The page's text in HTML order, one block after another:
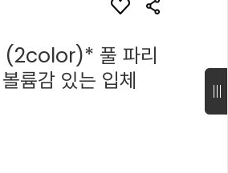
(2color)* 풀 파리
륨감 있는 입체